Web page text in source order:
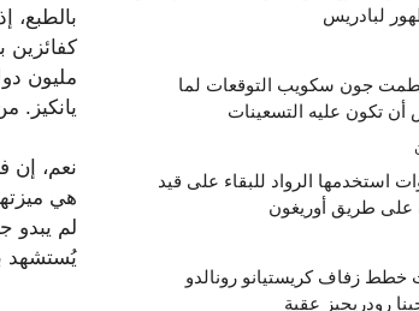
بالطبع،
مليون
يانكيز.
نعم، إن
يُستشهد
لبادريس
جون سكويب التوقعات لما
أن تكون عليه التسعينات
استخدمها الرواد للبقاء على قيد
على طريق أوريغون
خطط زفاف كريستيانو رونالدو
رودريجيز عقبة